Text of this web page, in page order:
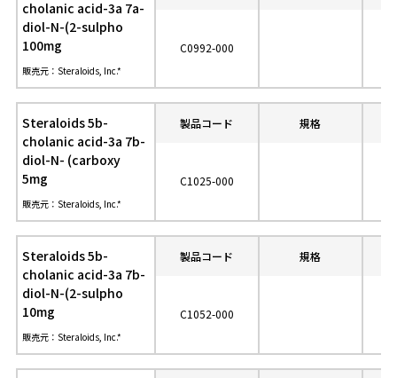
cholanic acid-3a 7a-
diol-N-(2-sulpho
100mg
販売元：Steraloids, Inc.*
C0992-000
Steraloids 5b-
cholanic acid-3a 7b-
diol-N- (carboxy
5mg
販売元：Steraloids, Inc.*
製品コード 規格
C1025-000
Steraloids 5b-
cholanic acid-3a 7b-
diol-N-(2-sulpho
10mg
販売元：Steraloids, Inc.*
製品コード 規格
C1052-000